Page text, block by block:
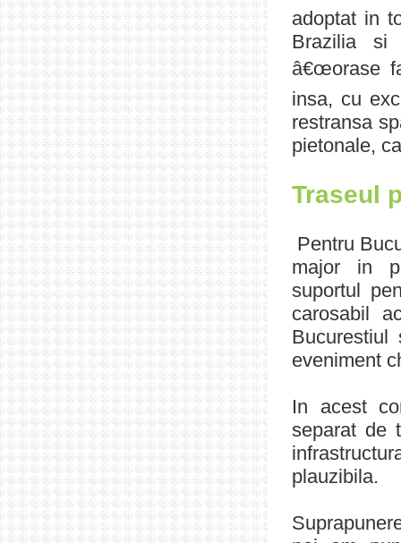
adoptat in
Brazilia si
â€œorase
insa, cu
restransa
pietonale,
Traseul
Pentru
major in
suportul
carosabil
eveniment
In acest
separat de
plauzibila.